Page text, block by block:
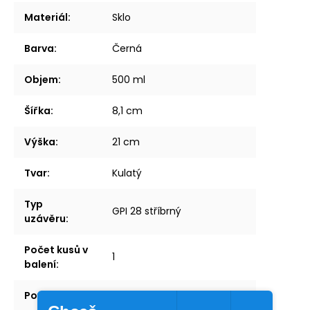
Materiál: Sklo
Barva: Černá
Objem: 500 ml
Šířka: 8,1 cm
Výška: 21 cm
Tvar: Kulatý
Typ
uzávěru:
GPI 28 stříbrný
Počet kusů v
balení:
1
Povrch